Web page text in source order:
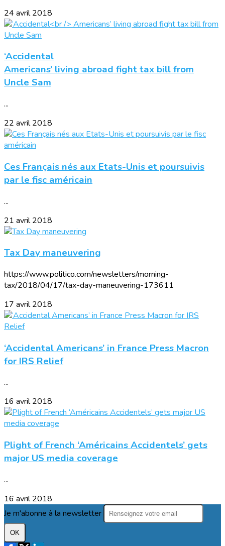
24 avril 2018
‘Accidental
Americans’ living abroad fight tax bill from
Uncle Sam
...
22 avril 2018
Ces Français nés aux Etats-Unis et poursuivis
par le fisc américain
...
21 avril 2018
Tax Day maneuvering
https://www.politico.com/newsletters/morning-
tax/2018/04/17/tax-day-maneuvering-173611
17 avril 2018
‘Accidental Americans’ in France Press Macron
for IRS Relief
...
16 avril 2018
Plight of French ‘Américains Accidentels’ gets
major US media coverage
...
16 avril 2018
Je m'abonne à la newsletter
OK